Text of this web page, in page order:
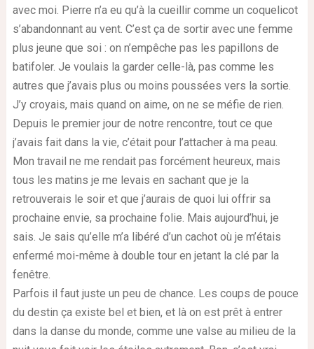
avec moi. Pierre n’a eu qu’à la cueillir comme un coquelicot
s’abandonnant au vent. C’est ça de sortir avec une femme
plus jeune que soi : on n’empêche pas les papillons de
batifoler. Je voulais la garder celle-là, pas comme les
autres que j’avais plus ou moins poussées vers la sortie.
J’y croyais, mais quand on aime, on ne se méfie de rien.
Depuis le premier jour de notre rencontre, tout ce que
j’avais fait dans la vie, c’était pour l’attacher à ma peau.
Mon travail ne me rendait pas forcément heureux, mais
tous les matins je me levais en sachant que je la
retrouverais le soir et que j’aurais de quoi lui offrir sa
prochaine envie, sa prochaine folie. Mais aujourd’hui, je
sais. Je sais qu’elle m’a libéré d’un cachot où je m’étais
enfermé moi-même à double tour en jetant la clé par la
fenêtre.
Parfois il faut juste un peu de chance. Les coups de pouce
du destin ça existe bel et bien, et là on est prêt à entrer
dans la danse du monde, comme une valse au milieu de la